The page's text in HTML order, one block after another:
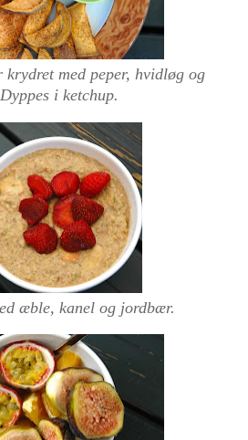
med peper, hvidløg og
i ketchup.
æble, kanel og jordbær.